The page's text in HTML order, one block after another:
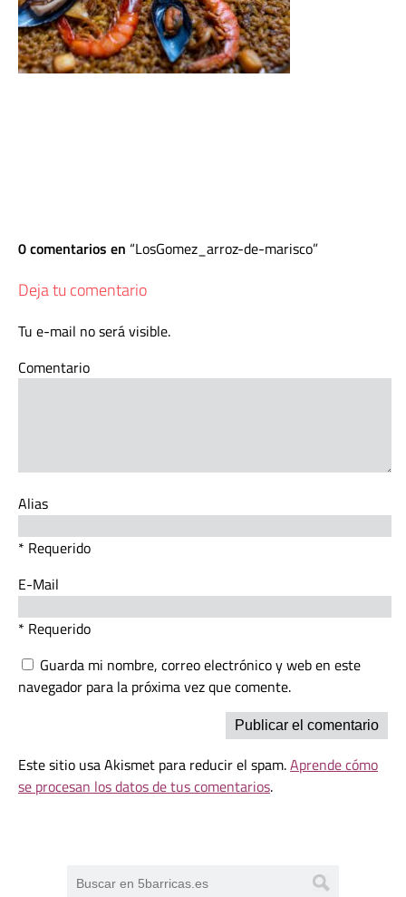
0 comentarios en LosGomez_arroz-de-marisco
Deja tu comentario
Tu e-mail no será visible.
Comentario
Alias
* Requerido
E-Mail
* Requerido
Guarda mi nombre, correo electrónico y web en este
navegador para la próxima vez que comente.
Este sitio usa Akismet para reducir el spam.Aprende cómo
se procesan los datos de tus comentarios.